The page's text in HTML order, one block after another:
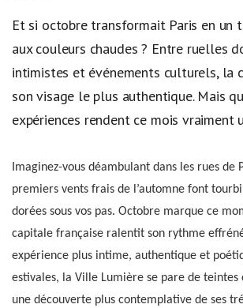
Et si octobre transformait Paris en un
aux couleurs chaudes ? Entre ruelles
intimistes et événements culturels, la
son visage le plus authentique. Mais
expériences rendent ce mois vraiment
Imaginez-vous déambulant dans les rues de
premiers vents frais de l’automne font
dorées sous vos pas. Octobre marque ce
capitale française ralentit son rythme
expérience plus intime, authentique et
estivales, la Ville Lumière se pare de teintes
une découverte plus contemplative de ses